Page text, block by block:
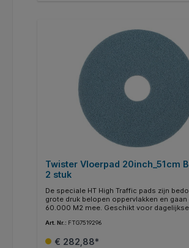
Twister Vloerpad 20inch_51cm
2 stuk
De speciale HT High Traffic pads zijn
grote druk belopen oppervlakken en gaan
60.000 M2 mee. Geschikt voor dagelijkse
Art. Nr.: FTG7519296
€ 282,88*